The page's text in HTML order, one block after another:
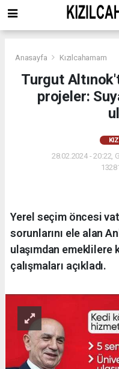
Anasayfa Kızılcahamam
Turgut
projeler:
28.02.2024 - 20:22,
Yerel seçim öncesi
sorunlarını ele alan
ulaşımdan emeklilere
çalışmaları açıkladı.